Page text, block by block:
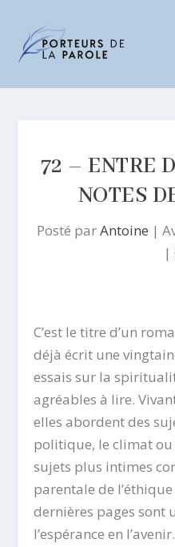
72 – ENTRE
NOTES
Posté parAntoine |
|
C’est le titre d’un
déjà écrit une
essais sur la
agréables à lire.
elles abordent des
politique, le climat ou
sujets plus intimes
parentale de l’éthique
dernières pages sont
l’espérance en l’avenir.